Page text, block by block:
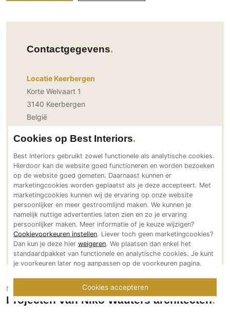
Vloerkleden
Afwerking
Beton Ciré
Behang / Wandtextiel
Natuursteen en keramiek
Schilderwerk
Stucwerk
Spuitwerk
Technologie
Audio/Video
Thuisbioscoop
Domotica
Mirror TV
Fitnessapparatuur
Contactgegevens
Locatie Keerbergen
Korte Welvaart 1
3140 Keerbergen
België
info@nikowauters.be
www.nikowauters.be
+32 (0)495 49 96 38
Social Media
Neem direct contact op
Neem een kijkje
Projecten van Niko Wauters architecten
Cookies op Best Interiors
Best Interiors gebruikt zowel functionele als analytische cookies.
Hierdoor kan de website goed functioneren en worden bezoeken
op de website goed gemeten. Daarnaast kunnen er
marketingcookies worden geplaatst als je deze accepteert. Met
marketingcookies kunnen wij de ervaring op onze website
persoonlijker en meer gestroomlijnd maken. We kunnen je
namelijk nuttige advertenties laten zien en zo je ervaring
persoonlijker maken. Meer informatie of je keuze wijzigen?
Cookievoorkeuren instellen. Liever toch geen marketingcookies?
Dan kun je deze hier weigeren. We plaatsen dan enkel het
standaardpakket van functionele en analytische cookies. Je kunt
je voorkeuren later nog aanpassen op de voorkeuren pagina.
Cookies accepteren